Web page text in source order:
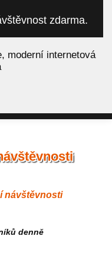
zdarma.
moderní internetová
návštěvnosti
denně